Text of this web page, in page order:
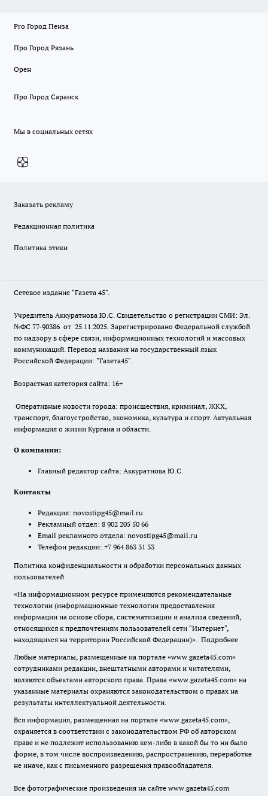
Pro Город Пенза
Про Город Рязань
Орен
Про Город Саранск
Мы в социальных сетях
Заказать рекламу
Редакционная политика
Политика этики
Сетевое издание "Газета 45".
Учредитель Аккуратнова Ю.С. Свидетельство о регистрации СМИ: Эл.
№ФС 77-90386 от 25.11.2025. Зарегистрировано Федеральной службой
по надзору в сфере связи, информационных технологий и массовых
коммуникаций. Перевод названия на государственный язык
Российской Федерации: "Газета45".
Возрастная категория сайта: 16+
Оперативные новости города: происшествия, криминал, ЖКХ,
транспорт, благоустройство, экономика, культура и спорт. Актуальная
информация о жизни Кургана и области.
О компании:
Главный редактор сайта: Аккуратнова Ю.С.
Контакты
Редакция: novostipg45@mail.ru
Рекламный отдел: 8 902 205 50 66
Email рекламного отдела: novostipg45@mail.ru
Телефон редакции: +7 964 863 31 33
Политика конфиденциальности и обработки персональных данных
пользователей
«На информационном ресурсе применяются рекомендательные
технологии (информационные технологии предоставления
информации на основе сбора, систематизации и анализа сведений,
относящихся к предпочтениям пользователей сети "Интернет",
находящихся на территории Российской Федерации)». Подробнее
Любые материалы, размещенные на портале «www.gazeta45.com»
сотрудниками редакции, внештатными авторами и читателями,
являются объектами авторского права. Права «www.gazeta45.com» на
указанные материалы охраняются законодательством о правах на
результаты интеллектуальной деятельности.
Вся информация, размещенная на портале «www.gazeta45.com»,
охраняется в соответствии с законодательством РФ об авторском
праве и не подлежит использованию кем-либо в какой бы то ни было
форме, в том числе воспроизведению, распространению, переработке
не иначе, как с письменного разрешения правообладателя.
Все фотографические произведения на сайте www.gazeta45.com